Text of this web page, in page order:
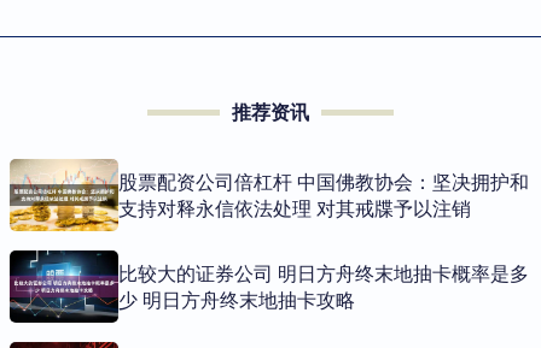
推荐资讯
股票配资公司倍杠杆 中国佛教协会：坚决拥护和
支持对释永信依法处理 对其戒牒予以注销
比较大的证券公司 明日方舟终末地抽卡概率是多
少 明日方舟终末地抽卡攻略